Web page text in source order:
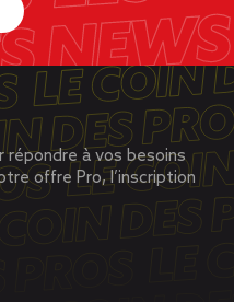
répondre à vos besoins
offre Pro, l’inscription